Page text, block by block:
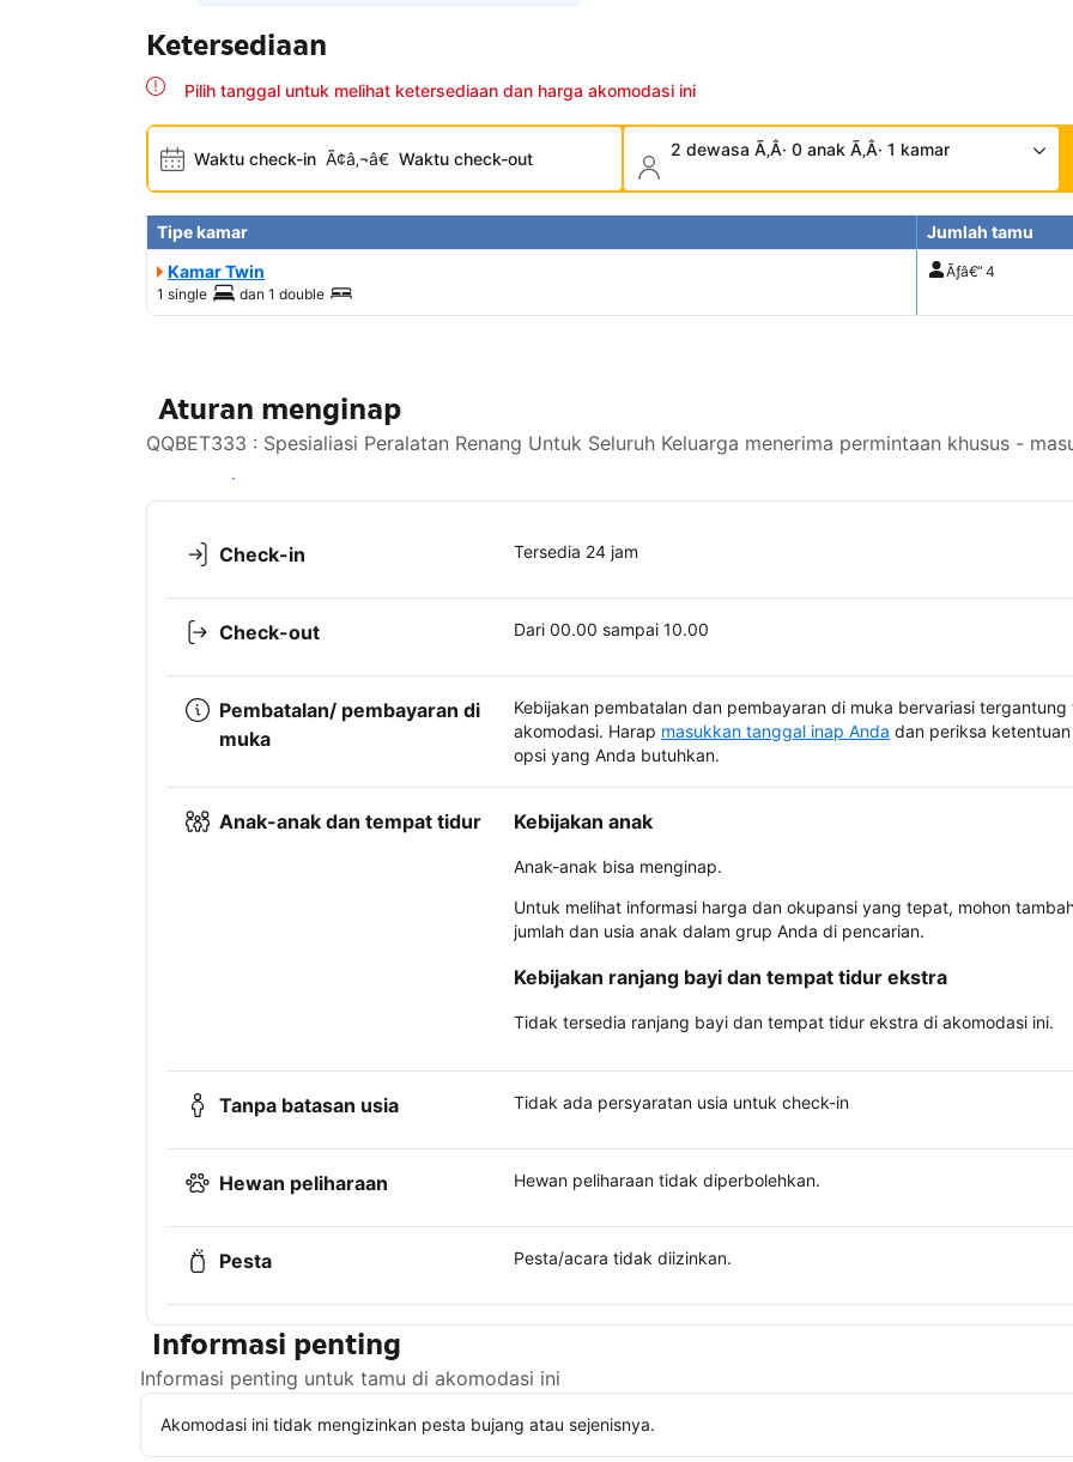
Ketersediaan
Pilih tanggal untuk melihat ketersediaan dan harga akomodasi ini
Waktu check-in Ã¢â‚¬â€ Waktu check-out 2 dewasa Ã‚Â· 0 anak Ã‚Â· 1 kamar
Tipe kamar
Jumlah tamu
Kamar Twin
1 single dan 1 double
Ãƒâ€” 4
Aturan menginap
QQBET333 : Spesialiasi Peralatan Renang Untuk Seluruh Keluarga menerima permintaan khusus -
Lihat ketersediaan
Check-in Tersedia 24 jam
Check-out Dari 00.00 sampai 10.00
Pembatalan/ pembayaran di
muka
Kebijakan pembatalan dan pembayaran di muka bervariasi tergantung
akomodasi. Harap masukkan tanggal inap Anda dan periksa
opsi yang Anda butuhkan.
Anak-anak dan tempat tidur Kebijakan anak
Anak-anak bisa menginap.
Untuk melihat informasi harga dan okupansi yang tepat, mohon
jumlah dan usia anak dalam grup Anda di pencarian.
Kebijakan ranjang bayi dan tempat tidur ekstra
Tidak tersedia ranjang bayi dan tempat tidur ekstra di akomodasi ini.
Tanpa batasan usia Tidak ada persyaratan usia untuk check-in
Hewan peliharaan Hewan peliharaan tidak diperbolehkan.
Pesta Pesta/acara tidak diizinkan.
Informasi penting
Informasi penting untuk tamu di akomodasi ini
Akomodasi ini tidak mengizinkan pesta bujang atau sejenisnya.